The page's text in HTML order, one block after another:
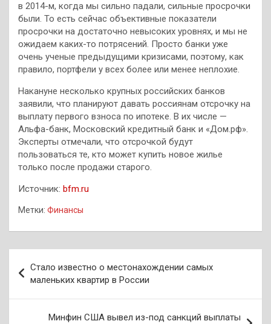
в 2014-м, когда мы сильно падали, сильные просрочки
были. То есть сейчас объективные показатели
просрочки на достаточно невысоких уровнях, и мы не
ожидаем каких-то потрясений. Просто банки уже
очень ученые предыдущими кризисами, поэтому, как
правило, портфели у всех более или менее неплохие.
Накануне несколько крупных российских банков
заявили, что планируют давать россиянам отсрочку на
выплату первого взноса по ипотеке. В их числе —
Альфа-банк, Московский кредитный банк и «Дом.рф».
Эксперты отмечали, что отсрочкой будут
пользоваться те, кто может купить новое жилье
только после продажи старого.
Источник: bfm.ru
Метки: Финансы
по
записям
Стало известно о местонахождении самых
маленьких квартир в России
Минфин США вывел из-под санкций выплаты